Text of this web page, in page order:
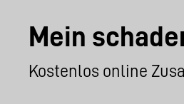
Mein
Kostenlos online